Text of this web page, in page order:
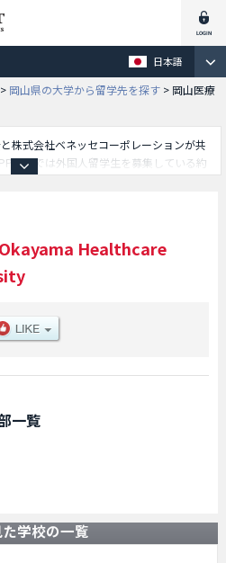
日本語
> 岡山県の大学から留学先を探す > 岡山医療
株式会社ベネッセコーポレーションが共
では外国人留学生を募集している約
入試情報、施設案内、アクセスなど外国
るので是非ご利用ください。
Okayama Healthcare
一覧
学校の一覧